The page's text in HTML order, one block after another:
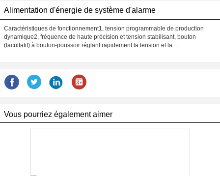
Alimentation d'énergie de système d'alarme
Caractéristiques de fonctionnement1, tension programmable de production
dynamique2, fréquence de haute précision et tension stabilisant, bouton
(facultatif) à bouton-poussoir réglant rapidement la tension et la ...
Vous pourriez également aimer